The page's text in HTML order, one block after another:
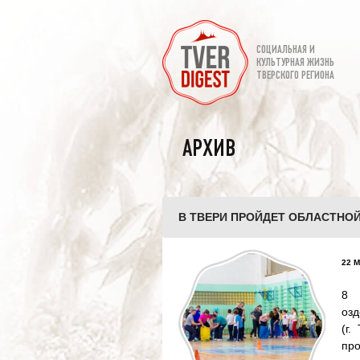
СОЦИАЛЬНАЯ И
КУЛЬТУРНАЯ ЖИЗНЬ
ТВЕРСКОГО РЕГИОНА
АРХИВ
В ТВЕРИ ПРОЙДЕТ
22
8
(г.